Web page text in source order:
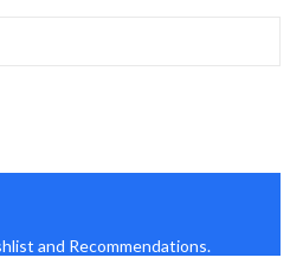
and Recommendations.